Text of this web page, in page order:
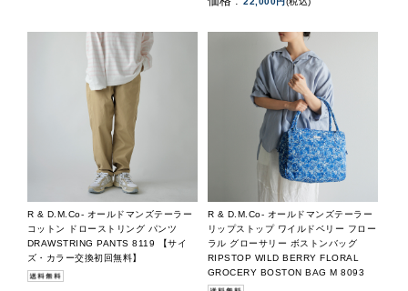
R & D.M.Co- オールドマンズテーラー
コットン ドローストリング パンツ
DRAWSTRING PANTS 8119 【サイ
ズ・カラー交換初回無料】
R & D.M.Co- オールドマンズテーラー
リップストップ ワイルドベリー フロー
ラル グローサリー ボストンバッグ
RIPSTOP WILD BERRY FLORAL
GROCERY BOSTON BAG M 8093